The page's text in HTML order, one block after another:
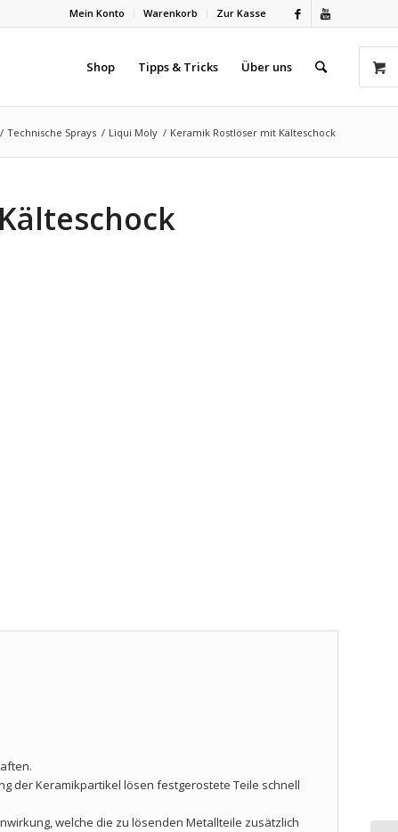
Mein Konto Warenkorb Zur Kasse
Shop Tipps & Tricks Über uns
/ Technische Sprays / Liqui Moly / Keramik Rostlöser mit Kälteschock
der Keramikpartikel lösen festgerostete Teile schnell
welche die zu lösenden Metallteile zusätzlich